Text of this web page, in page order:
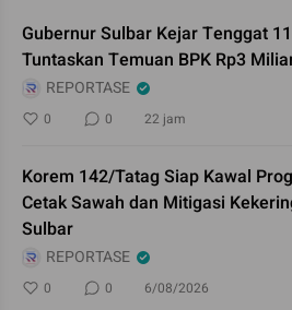
Gubernur Sulbar Kejar Tenggat
Tuntaskan Temuan BPK Rp3
REPORTASE
0 0 22 jam
Korem 142/Tatag Siap Kawal
Cetak Sawah dan Mitigasi
Sulbar
REPORTASE
0 0 6/08/2026